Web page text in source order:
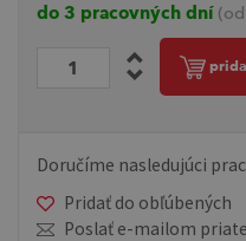
do 3 pracovných dní
Doručíme nasledujúci
Pridať do obľúbených
Poslať e-mailom